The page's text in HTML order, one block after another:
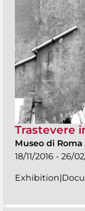
Trastevere
Museo di
18/11/2016 - 26/